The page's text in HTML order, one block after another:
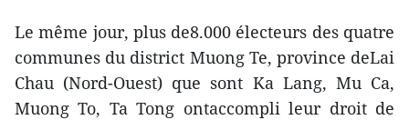
Le même jour, plus de8.000 électeurs des quatre
communes du district Muong Te, province deLai
Chau (Nord-Ouest) que sont Ka Lang, Mu Ca,
Muong To, Ta Tong ontaccompli leur droit de